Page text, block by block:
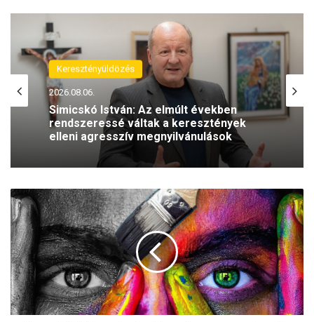
Keresztényüldözés
2026.08.06.
Simicskó István: Az elmúlt években
rendszeressé váltak a keresztények
elleni agresszív megnyilvánulások
H
o
g
y
j
ö
t
t
l